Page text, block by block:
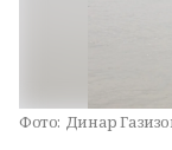
Фото: Динар